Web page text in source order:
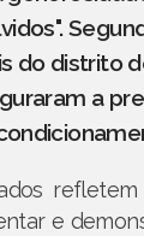
do distrito
a
e